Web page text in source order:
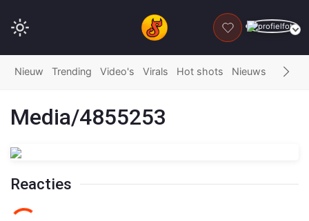
DONEER
Nieuw Trending Video's Virals Hot shots Nieuws Fails
Media/4855253
Reacties